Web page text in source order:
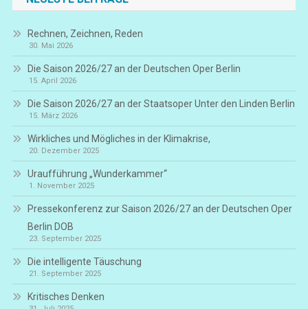
Rechnen, Zeichnen, Reden
30. Mai 2026
Die Saison 2026/27 an der Deutschen Oper Berlin
15. April 2026
Die Saison 2026/27 an der Staatsoper Unter den Linden Berlin
15. März 2026
Wirkliches und Mögliches in der Klimakrise,
20. Dezember 2025
Uraufführung „Wunderkammer“
1. November 2025
Pressekonferenz zur Saison 2026/27 an der Deutschen Oper
Berlin DOB
23. September 2025
Die intelligente Täuschung
21. September 2025
Kritisches Denken